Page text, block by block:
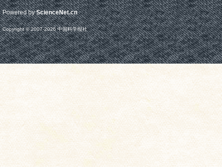
Powered byScienceNet.cn
Copyright © 2007-2026中国科学报社